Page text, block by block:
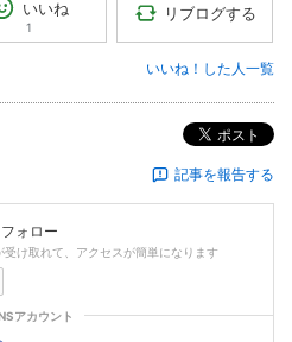
いいね
1
リブログする
いいね！した人一覧
ポスト
記事を報告する
ォロー
受け取れて、アクセスが簡単になります
アカウント